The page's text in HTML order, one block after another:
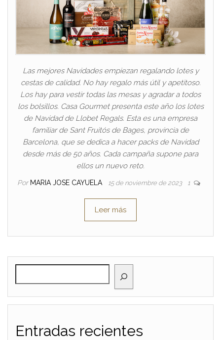
Las mejores Navidades empiezan regalando lotes y
cestas de calidad. No hay regalo más útil y apetitoso.
Los hay para vestir todas las mesas y agradar a todos
los bolsillos. Casa Gourmet presenta este año los lotes
de Navidad de Llobet Regals. Esta es una empresa
familiar de Sant Fruitós de Bages, provincia de
Barcelona, que se dedica a hacer packs de Navidad
desde más de 50 años. Cada campaña supone para
ellos un nuevo reto.
Por MARIA JOSE CAYUELA 15 de noviembre de 2023 1
Leer más
Entradas recientes